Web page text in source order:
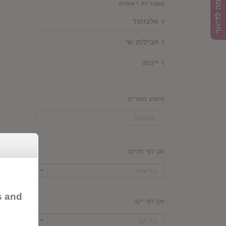
קטגוריות ראשיות
אלכוהול
חבילות שי
יינות
חיפוש מוצרים
סנן לפי מדינה
סנן לפי יקב
and